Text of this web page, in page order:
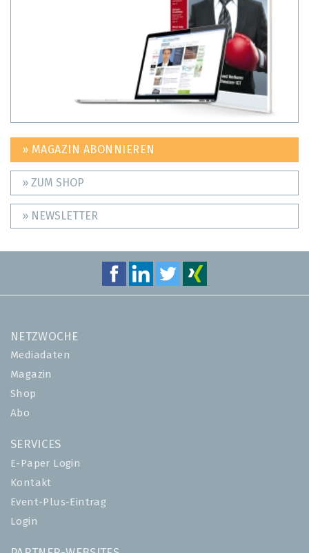
» MAGAZIN ABONNIEREN
» ZUM SHOP
» NEWSLETTER
NETZWOCHE
Mediadaten
Magazin
Shop
Abo
SERVICES
E-Paper Login
Kontakt
Event-Plus-Eintrag
Login